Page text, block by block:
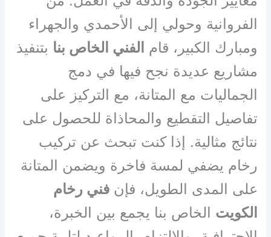
الفروانية وحولي إلى الأحمدي والجهراء
ومبارك الكبير، قام الفني الخاص بنا بتنفيذ
مشاريع عديدة نجح فيها في دمج
الجماليات مع المتانة، مع التركيز على
تفاصيل التقطيع والمحاذاة للحصول على
نتائج مثالية. إذا كنت تبحث عن تركيب
رخام يضفي لمسة فاخرة ويضمن المتانة
على المدى الطويل، فإنفني رخام
الكويت الخاص بنا يجمع بين الخبرة،